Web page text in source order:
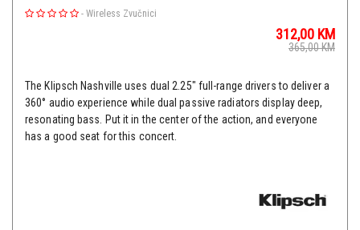
- Wireless Zvučnici
312,00 KM
365,00KM
The Klipsch Nashville uses dual 2.25" full-range drivers to deliver a
360° audio experience while dual passive radiators display deep,
resonating bass. Put it in the center of the action, and everyone
has a good seat for this concert.